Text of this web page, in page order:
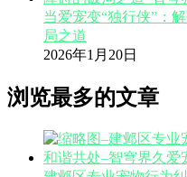
当爱宠变“独行侠”：
局之道
2026年1月20日
浏览最多的文章